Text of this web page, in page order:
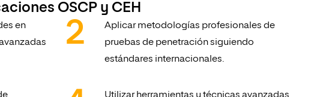
OSCP y CEH
en
Aplicar metodologías profesionales de
pruebas de penetración siguiendo
estándares internacionales.